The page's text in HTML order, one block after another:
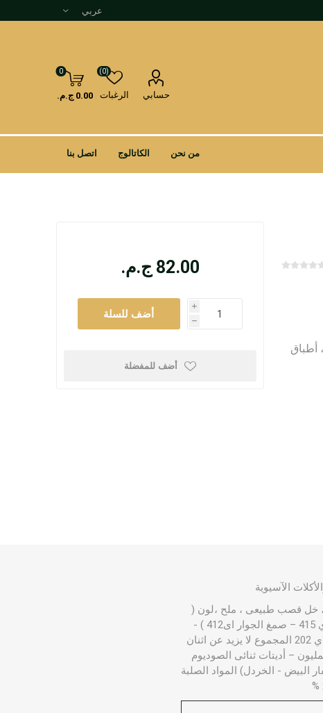
حسابي الرغبات
(0)
0
0.00 ج.م.
من نحن الكاتالوج اتصل بنا
أطباق
82.00 ج.م.
i
h
أضف للمفضلة
الآسيوية
، خل قصب طبيعى ، ملح ،لون (
أخضر كلوروفيل اى141 ) ، عصير ليمون مركز ، زيت مستردة ، زيت شطة - مثبتات (صمغ الزانثان اي 415 – صمغ الجوار اى412 ) -
منظم حموضة (حامض لاكتيك اي270 ) - مواد حافظة (بنزوات صوديوم اي 211 ، سوربات البوتاسيوم اي 202 المجموع لا يزيد عن اثنان
التولوين البيوتيلى اى321 لا يزيد عن 100 جزء فى المليون – أديتات ثنائى الصوديوم
– صفار البيض - الخردل) المواد الصلبة